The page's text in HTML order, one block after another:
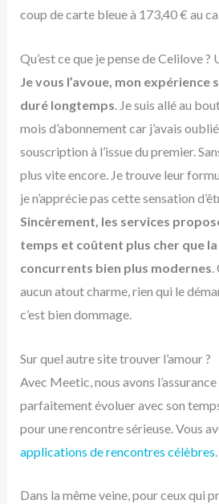
coup de carte bleue à 173,40 € au
Qu’est ce que je pense de Celilove
Je vous l’avoue, mon expérience
duré longtemps. Je suis allé au
mois d’abonnement car j’avais
souscription à l’issue du premier.
plus vite encore. Je trouve leur
je n’apprécie pas cette sensation
Sincèrement, les services
temps et coûtent plus cher que
concurrents bien plus modernes.
aucun atout charme, rien qui le
c’est bien dommage.
Sur quel autre site trouver l’amour ?
Avec Meetic, nous avons
parfaitement évoluer avec son
pour une rencontre sérieuse. Vous
applications de rencontres célèbres
Dans la même veine, pour ceux qui